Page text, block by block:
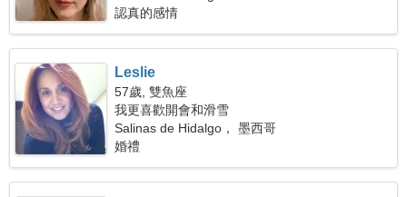
認真的感情
Leslie
57歲, 雙魚座
我更喜歡開會和滑雪
Salinas de Hidalgo， 墨西哥
婚禮